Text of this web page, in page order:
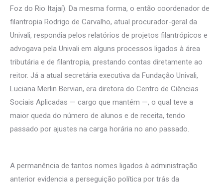
Foz do Rio Itajaí). Da mesma forma, o então coordenador de
filantropia Rodrigo de Carvalho, atual procurador-geral da
Univali, respondia pelos relatórios de projetos filantrópicos e
advogava pela Univali em alguns processos ligados à área
tributária e de filantropia, prestando contas diretamente ao
reitor. Já a atual secretária executiva da Fundação Univali,
Luciana Merlin Bervian, era diretora do Centro de Ciências
Sociais Aplicadas — cargo que mantém —, o qual teve a
maior queda do número de alunos e de receita, tendo
passado por ajustes na carga horária no ano passado.
A permanência de tantos nomes ligados à administração
anterior evidencia a perseguição política por trás da